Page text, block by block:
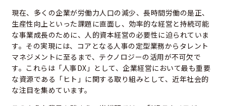
現在、多くの企業が労働力人口の減少、長時間労働の是正、
生産性向上といった課題に直面し、効率的な経営と持続可能
な事業成長のために、人的資本経営の必要性に迫られていま
す。その実現には、コアとなる人事の定型業務からタレント
マネジメントに至るまで、テクノロジーの活用が不可欠で
す。これらは「人事DX」として、企業経営において最も重要
な資源である「ヒト」に関する取り組みとして、近年社会的
な注目を集めています。